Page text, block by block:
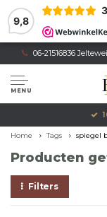
9,8
06-21516836
MENU
Home Tags spiegel
Producten
Filters